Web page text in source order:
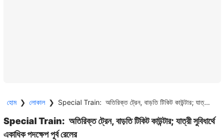
হোম ❯ লোকাল ❯ Special Train: অতিরিক্ত ট্রেন, বাড়তি টিকিট কাউন্টার; যাত্রী সুবিধার্থে একাধিক পদক্ষেপ পূর্ব রেলের
Special Train: অতিরিক্ত ট্রেন, বাড়তি টিকিট কাউন্টার; যাত্রী সুবিধার্থে
একাধিক পদক্ষেপ পূর্ব রেলের